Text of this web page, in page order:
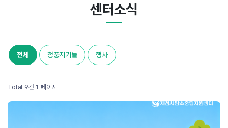
센터소식
전체 청풍지기들 행사
Total 9건1 페이지